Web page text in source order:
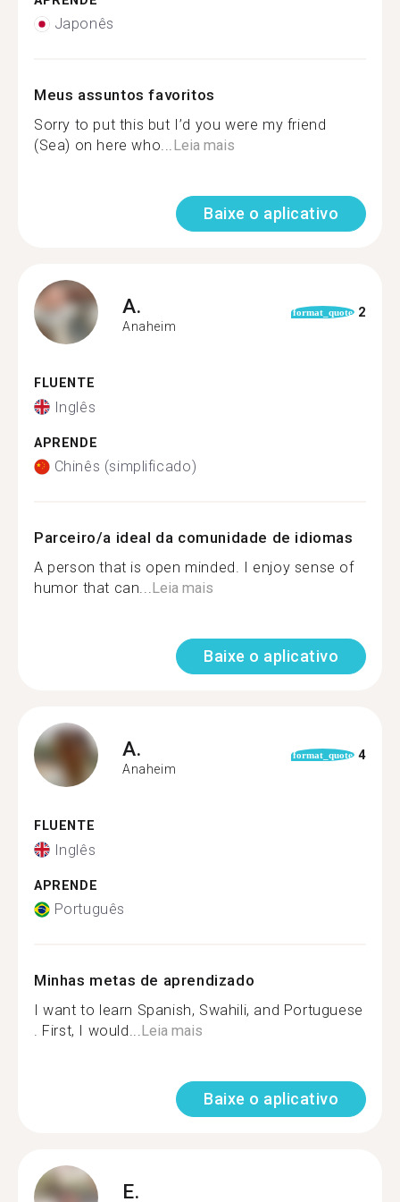
Japonês
Meus assuntos favoritos
Sorry to put this but I’d you were my friend
(Sea) on here who...Leia mais
Baixe o aplicativo
A.
Anaheim
format_quote 2
FLUENTE
Inglês
APRENDE
Chinês (simplificado)
Parceiro/a ideal da comunidade de idiomas
A person that is open minded. I enjoy sense of
humor that can...Leia mais
Baixe o aplicativo
A.
Anaheim
format_quote 4
FLUENTE
Inglês
APRENDE
Português
Minhas metas de aprendizado
I want to learn Spanish, Swahili, and Portuguese
. First, I would...Leia mais
Baixe o aplicativo
E.